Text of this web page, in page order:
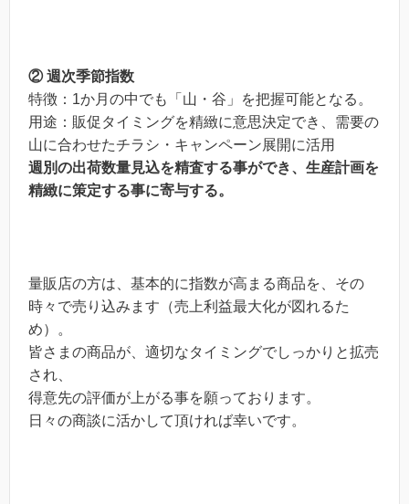
② 週次季節指数
特徴：1か月の中でも「山・谷」を把握可能となる。
用途：販促タイミングを精緻に意思決定でき、需要の
山に合わせたチラシ・キャンペーン展開に活用
週別の出荷数量見込を精査する事ができ、生産計画を
精緻に策定する事に寄与する。
量販店の方は、基本的に指数が高まる商品を、その
時々で売り込みます（売上利益最大化が図れるた
め）。
皆さまの商品が、適切なタイミングでしっかりと拡売
され、
得意先の評価が上がる事を願っております。
日々の商談に活かして頂ければ幸いです。